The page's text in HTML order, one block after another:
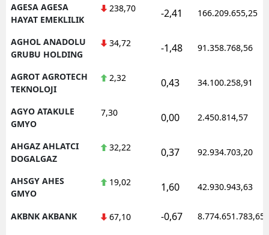
AGESA AGESA
HAYAT EMEKLILIK
238,70 -2,41 166.209.655,25
AGHOL ANADOLU
GRUBU HOLDING
34,72 -1,48 91.358.768,56
AGROT AGROTECH
TEKNOLOJI
2,32 0,43 34.100.258,91
AGYO ATAKULE
GMYO
7,30 0,00 2.450.814,57
AHGAZ AHLATCI
DOGALGAZ
32,22 0,37 92.934.703,20
AHSGY AHES
GMYO
19,02 1,60 42.930.943,63
AKBNK AKBANK 67,10 -0,67 8.774.651.783,65